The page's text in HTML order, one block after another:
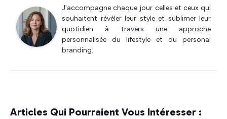
J'accompagne chaque jour celles et ceux qui
souhaitent révéler leur style et sublimer leur
quotidien à travers une approche
personnalisée du lifestyle et du personal
branding.
Articles Qui Pourraient Vous Intéresser :